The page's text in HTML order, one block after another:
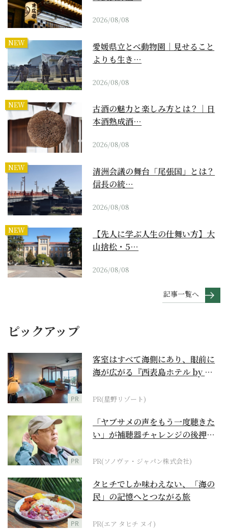
2026/08/08
NEW
愛媛県立とべ動物園｜見せること
よりも生き…
2026/08/08
NEW
古酒の魅力と楽しみ方とは？｜日
本酒熟成酒…
2026/08/08
NEW
清洲会議の舞台「尾張国」とは？
信長の統…
2026/08/08
NEW
【先人に学ぶ人生の仕舞い方】大
山捨松・5…
2026/08/08
記事一覧へ
ピックアップ
PR
客室はすべて海側にあり、眼前に
海が広がる『西表島ホテル by 星
PR(星野リゾート)
PR
「ヤブサメの声をもう一度聴きた
い」が補聴器チャレンジの後押し
PR(ソノヴァ・ジャパン株式会社)
PR
タヒチでしか味わえない、「海の
民」の記憶へとつながる旅
PR(エア タヒチ ヌイ)